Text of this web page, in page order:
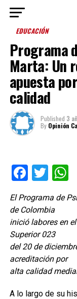
EDUCACIÓN
Programa
Marta: Un
apuesta
calidad
Published 3
By Opinión
El Programa de
de Colombia
inició labores en
Superior 023
del 20 de
acreditación por
alta calidad
A lo largo de su